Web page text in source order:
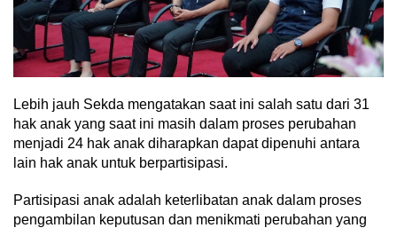
Lebih jauh Sekda mengatakan saat ini salah satu dari 31
hak anak yang saat ini masih dalam proses perubahan
menjadi 24 hak anak diharapkan dapat dipenuhi antara
lain hak anak untuk berpartisipasi.
Partisipasi anak adalah keterlibatan anak dalam proses
pengambilan keputusan dan menikmati perubahan yang